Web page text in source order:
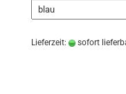
Lieferzeit: sofort